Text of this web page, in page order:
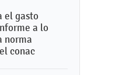
el gasto
a lo
norma
conac